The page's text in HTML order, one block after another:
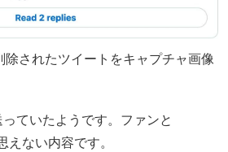
除されたツイートをキャプチャ画像
ていたようです。ファンと
ない内容です。